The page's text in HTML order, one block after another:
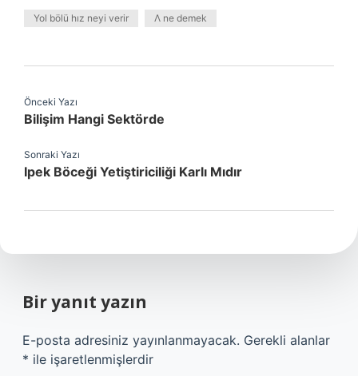
Yol bölü hız neyi verir Λ ne demek
Önceki Yazı
Bilişim Hangi Sektörde
Sonraki Yazı
Ipek Böceği Yetiştiriciliği Karlı Mıdır
Bir yanıt yazın
E-posta adresiniz yayınlanmayacak. Gerekli alanlar
* ile işaretlenmişlerdir